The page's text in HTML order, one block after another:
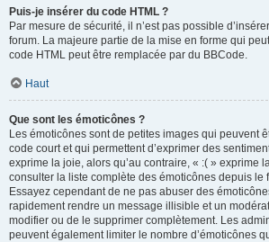
Puis-je insérer du code HTML ?
Par mesure de sécurité, il n’est pas possible
forum. La majeure partie de la mise en forme qui
code HTML peut être remplacée par du BBCode.
Haut
Que sont les émoticônes ?
Les émoticônes sont de petites images qui peuvent
code court et qui permettent d’exprimer des
exprime la joie, alors qu’au contraire, « :( » exprime
consulter la liste complète des émoticônes depuis le
Essayez cependant de ne pas abuser des
rapidement rendre un message illisible et un
modifier ou de le supprimer complètement. Les
peuvent également limiter le nombre d’émoticônes